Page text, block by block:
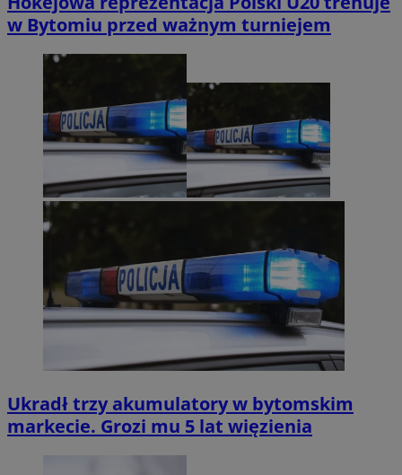
w Bytomiu przed ważnym turniejem
Ukradł trzy akumulatory w bytomskim
markecie. Grozi mu 5 lat więzienia